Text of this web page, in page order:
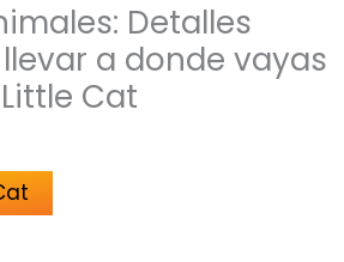
Detalles
a donde vayas
Little Cat